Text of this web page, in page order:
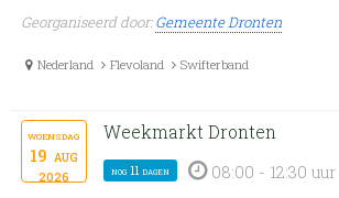
Georganiseerd door:Gemeente Dronten
Nederland Flevoland Swifterband
woensdag
19 aug
2026
Weekmarkt Dronten
nog 11 dagen 08:00 - 12:30 uur